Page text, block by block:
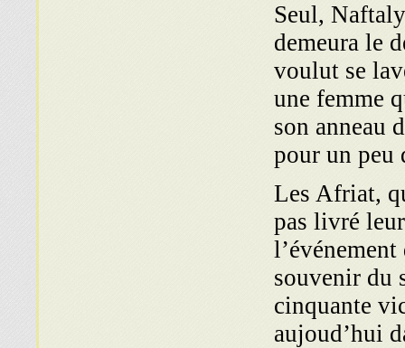
Seul,
demeura le
voulut se
une femme
son anneau
pour un peu
Les Afriat,
pas livré
souvenir du
cinquante
aujoud’hui